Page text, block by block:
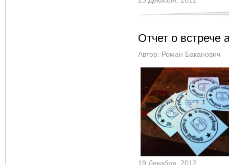
Отчет о встрече
Автор: Роман Баканович
19 Декабря, 2012